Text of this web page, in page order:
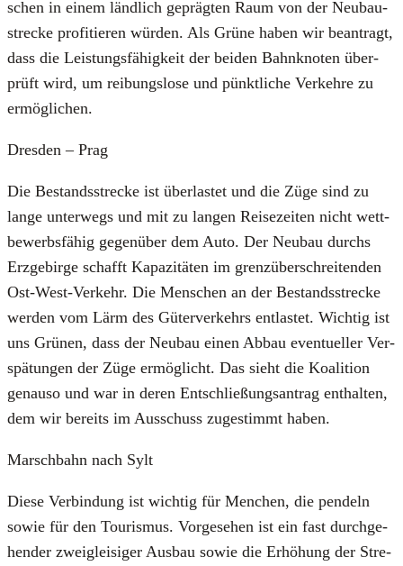
schen in einem länd­lich gepräg­ten Raum von der Neu­bau­
stre­cke pro­fi­tie­ren wür­den. Als Grü­ne haben wir bean­tragt,
dass die Leis­tungs­fä­hig­keit der bei­den Bahn­kno­ten über­
prüft wird, um rei­bungs­lo­se und pünkt­li­che Ver­keh­re zu
ermög­li­chen.
Dres­den – Prag
Die Bestands­stre­cke ist über­las­tet und die Züge sind zu
lan­ge unter­wegs und mit zu lan­gen Rei­se­zei­ten nicht wett­
be­werbs­fä­hig gegen­über dem Auto. Der Neu­bau durchs
Erz­ge­bir­ge schafft Kapa­zi­tä­ten im grenz­über­schrei­ten­den
Ost-West-Ver­kehr. Die Men­schen an der Bestands­stre­cke
wer­den vom Lärm des Güter­ver­kehrs ent­las­tet. Wich­tig ist
uns Grü­nen, dass der Neu­bau einen Abbau even­tu­el­ler Ver­
spä­tun­gen der Züge ermög­licht. Das sieht die Koali­ti­on
genau­so und war in deren Ent­schlie­ßungs­an­trag ent­hal­ten,
dem wir bereits im Aus­schuss zuge­stimmt haben.
Marsch­bahn nach Sylt
Die­se Ver­bin­dung ist wich­tig für Men­chen, die pen­deln
sowie für den Tou­ris­mus. Vor­ge­se­hen ist ein fast durch­ge­
hen­der zwei­glei­si­ger Aus­bau sowie die Erhö­hung der Stre­